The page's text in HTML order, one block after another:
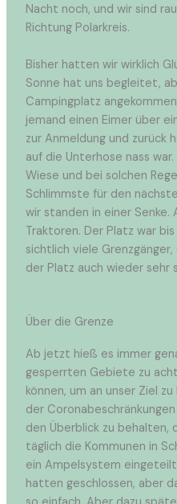
Nacht noch, und wir sind
Richtung Polarkreis.
Bisher hatten wir wirklich
Sonne hat uns begleitet,
Campingplatz
jemand einen Eimer über
zur Anmeldung und zurück
auf die Unterhose nass
Wiese und bei solchen
Schlimmste für den
wir standen in einer Senke.
Traktoren. Der Platz war
sichtlich viele
der Platz auch wieder sehr
Über die Grenze
Ab jetzt hieß es immer
gesperrten Gebiete zu
können, um an unser Ziel
der
den Überblick zu behalten,
täglich die Kommunen in
ein Ampelsystem
hatten geschlossen, aber